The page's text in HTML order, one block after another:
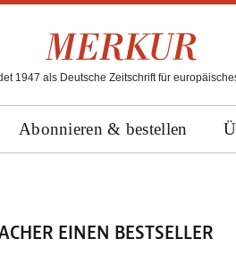
1947 als Deutsche Zeitschrift für
Abonnieren & bestellen
EINEN BESTSELLER